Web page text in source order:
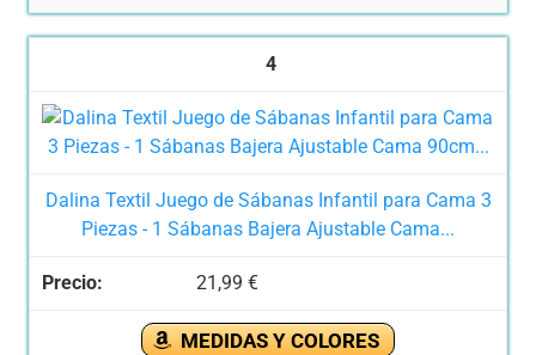
4
Dalina Textil Juego de Sábanas Infantil para Cama 3
Piezas - 1 Sábanas Bajera Ajustable Cama...
21,99 €
MEDIDAS Y COLORES